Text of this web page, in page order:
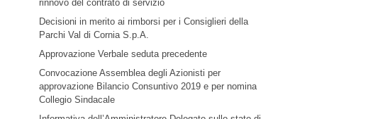
rinnovo del contrato di servizio
Decisioni in merito ai rimborsi per i Consiglieri della
Parchi Val di Cornia S.p.A.
Approvazione Verbale seduta precedente
Convocazione Assemblea degli Azionisti per
approvazione Bilancio Consuntivo 2019 e per nomina
Collegio Sindacale